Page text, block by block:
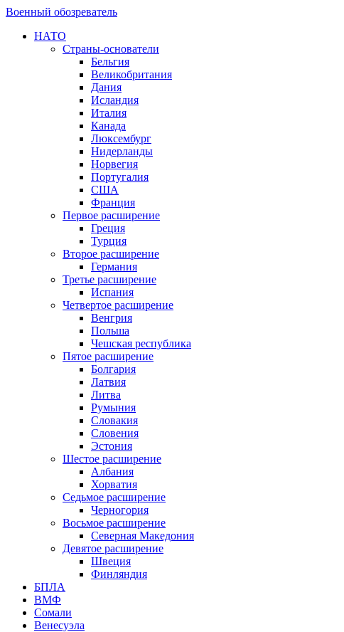
Военный обозреватель
НАТО
Страны-основатели
Бельгия
Великобритания
Дания
Исландия
Италия
Канада
Люксембург
Нидерланды
Норвегия
Португалия
США
Франция
Первое расширение
Греция
Турция
Второе расширение
Германия
Третье расширение
Испания
Четвертое расширение
Венгрия
Польша
Чешская республика
Пятое расширение
Болгария
Латвия
Литва
Румыния
Словакия
Словения
Эстония
Шестое расширение
Албания
Хорватия
Седьмое расширение
Черногория
Восьмое расширение
Северная Македония
Девятое расширение
Швеция
Финляндия
БПЛА
ВМФ
Сомали
Венесуэла